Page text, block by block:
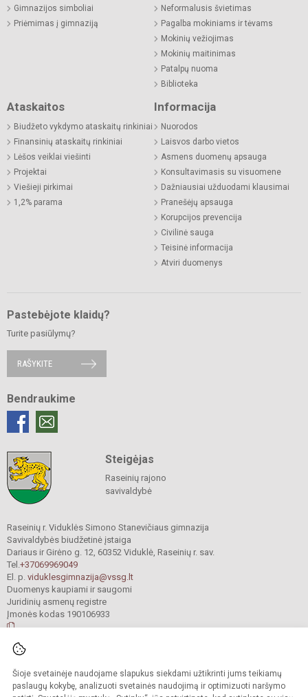
Šioje svetainėje naudojame slapukus siekdami užtikrinti jums teikiamų
paslaugų kokybę, analizuoti svetainės naudojimą ir optimizuoti naršymo
Gimnazijos simboliai
Priėmimas į gimnaziją
Neformalusis švietimas
Pagalba mokiniams ir tėvams
Mokinių vežiojimas
Mokinių maitinimas
Patalpų nuoma
Biblioteka
Ataskaitos
Biudžeto vykdymo ataskaitų rinkiniai
Finansinių ataskaitų rinkiniai
Lėšos veiklai viešinti
Projektai
Viešieji pirkimai
1,2% parama
Informacija
Nuorodos
Laisvos darbo vietos
Asmens duomenų apsauga
Konsultavimasis su visuomene
Dažniausiai užduodami klausimai
Pranešėjų apsauga
Korupcijos prevencija
Civilinė sauga
Teisinė informacija
Atviri duomenys
Pastebėjote klaidų?
Turite pasiūlymų?
RAŠYKITE
Bendraukime
Steigėjas
Raseinių rajono
savivaldybė
Raseinių r. Viduklės Simono Stanevičiaus gimnazija
Savivaldybės biudžetinė įstaiga
Dariaus ir Girėno g. 12, 60352 Viduklė, Raseinių r. sav.
Tel.+37069969049
El. p. viduklesgimnazija@vssg.lt
Duomenys kaupiami ir saugomi
Juridinių asmenų registre
Įmonės kodas 190106933
saugomos.
Kopijuoti turinį be raštiško gimnazijos sutikimo griežtai draudžiama.